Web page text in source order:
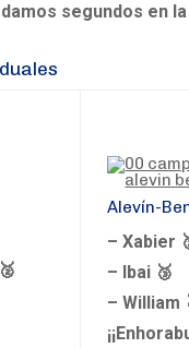
segundos en
Alevín-
– Xabier
– Ibai 🥉
– William